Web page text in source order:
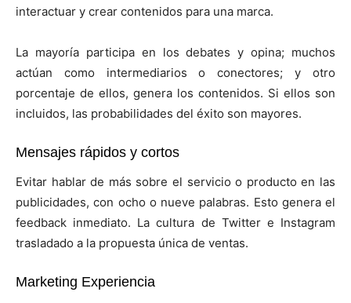
interactuar y crear contenidos para una marca.
La mayoría participa en los debates y opina; muchos
actúan como intermediarios o conectores; y otro
porcentaje de ellos, genera los contenidos. Si ellos son
incluidos, las probabilidades del éxito son mayores.
Mensajes rápidos y cortos
Evitar hablar de más sobre el servicio o producto en las
publicidades, con ocho o nueve palabras. Esto genera el
feedback inmediato. La cultura de Twitter e Instagram
trasladado a la propuesta única de ventas.
Marketing Experiencia